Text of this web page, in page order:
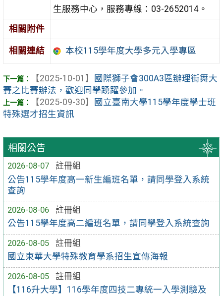
相關公告
2026-08-07
註冊組
公告115學年度高一新生編班名單，請同學登入系統
查詢
2026-08-06
註冊組
公告115學年度高二編班名單，請同學登入系統查詢
2026-08-05
註冊組
國立東華大學特殊教育學系招生宣傳海報
2026-08-05
註冊組
【116升大學】116學年度四技二專統一入學測驗及
生服務中心，服務專線：03-2652014。
相關附件
相關連結 本校115學年度大學多元入學專區
【2025-10-01】
國際獅子會300A3區辦理街舞大
賽之比賽辦法，歡迎同學踴躍參加。
【2025-09-30】
國立臺南大學115學年度學士班
特殊選才招生資訊